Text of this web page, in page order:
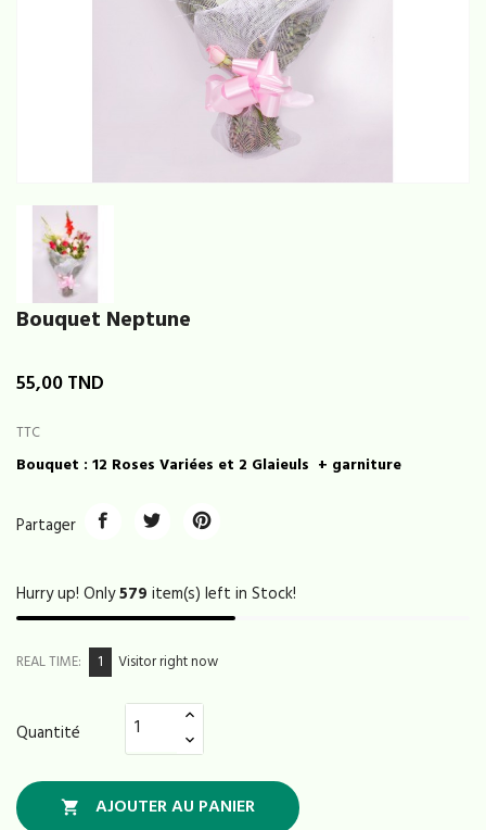
Bouquet Neptune
55,00 TND
TTC
Bouquet : 12 Roses Variées et 2 Glaieuls + garniture
Partager
Hurry up! Only579 item(s) left in Stock!
REAL TIME: 1 Visitor right now
Quantité
 AJOUTER AU PANIER